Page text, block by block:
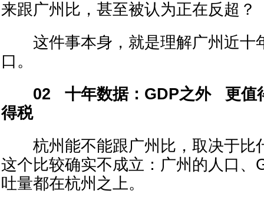
来跟广州比，甚至被认为正在反超？
这件事本身，就是理解广州近十
口。
02 十年数据：GDP之外 更值
得税
杭州能不能跟广州比，取决于比
这个比较确实不成立：广州的人口、
吐量都在杭州之上。